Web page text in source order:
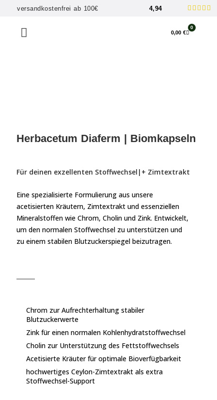
versandkostenfrei ab 100€ 4,94     
0,00 €
0
Herbacetum Diaferm | Biomkapseln
Für deinen exzellenten Stoffwechsel|+ Zimtextrakt
Eine spezialisierte Formulierung aus unsere
acetisierten Kräutern, Zimtextrakt und essenziellen
Mineralstoffen wie Chrom, Cholin und Zink. Entwickelt,
um den normalen Stoffwechsel zu unterstützen und
zu einem stabilen Blutzuckerspiegel beizutragen.
Chrom zur Aufrechterhaltung stabiler
Blutzuckerwerte
Zink für einen normalen Kohlenhydratstoffwechsel
Cholin zur Unterstützung des Fettstoffwechsels
Acetisierte Kräuter für optimale Bioverfügbarkeit
hochwertiges Ceylon-Zimtextrakt als extra
Stoffwechsel-Support